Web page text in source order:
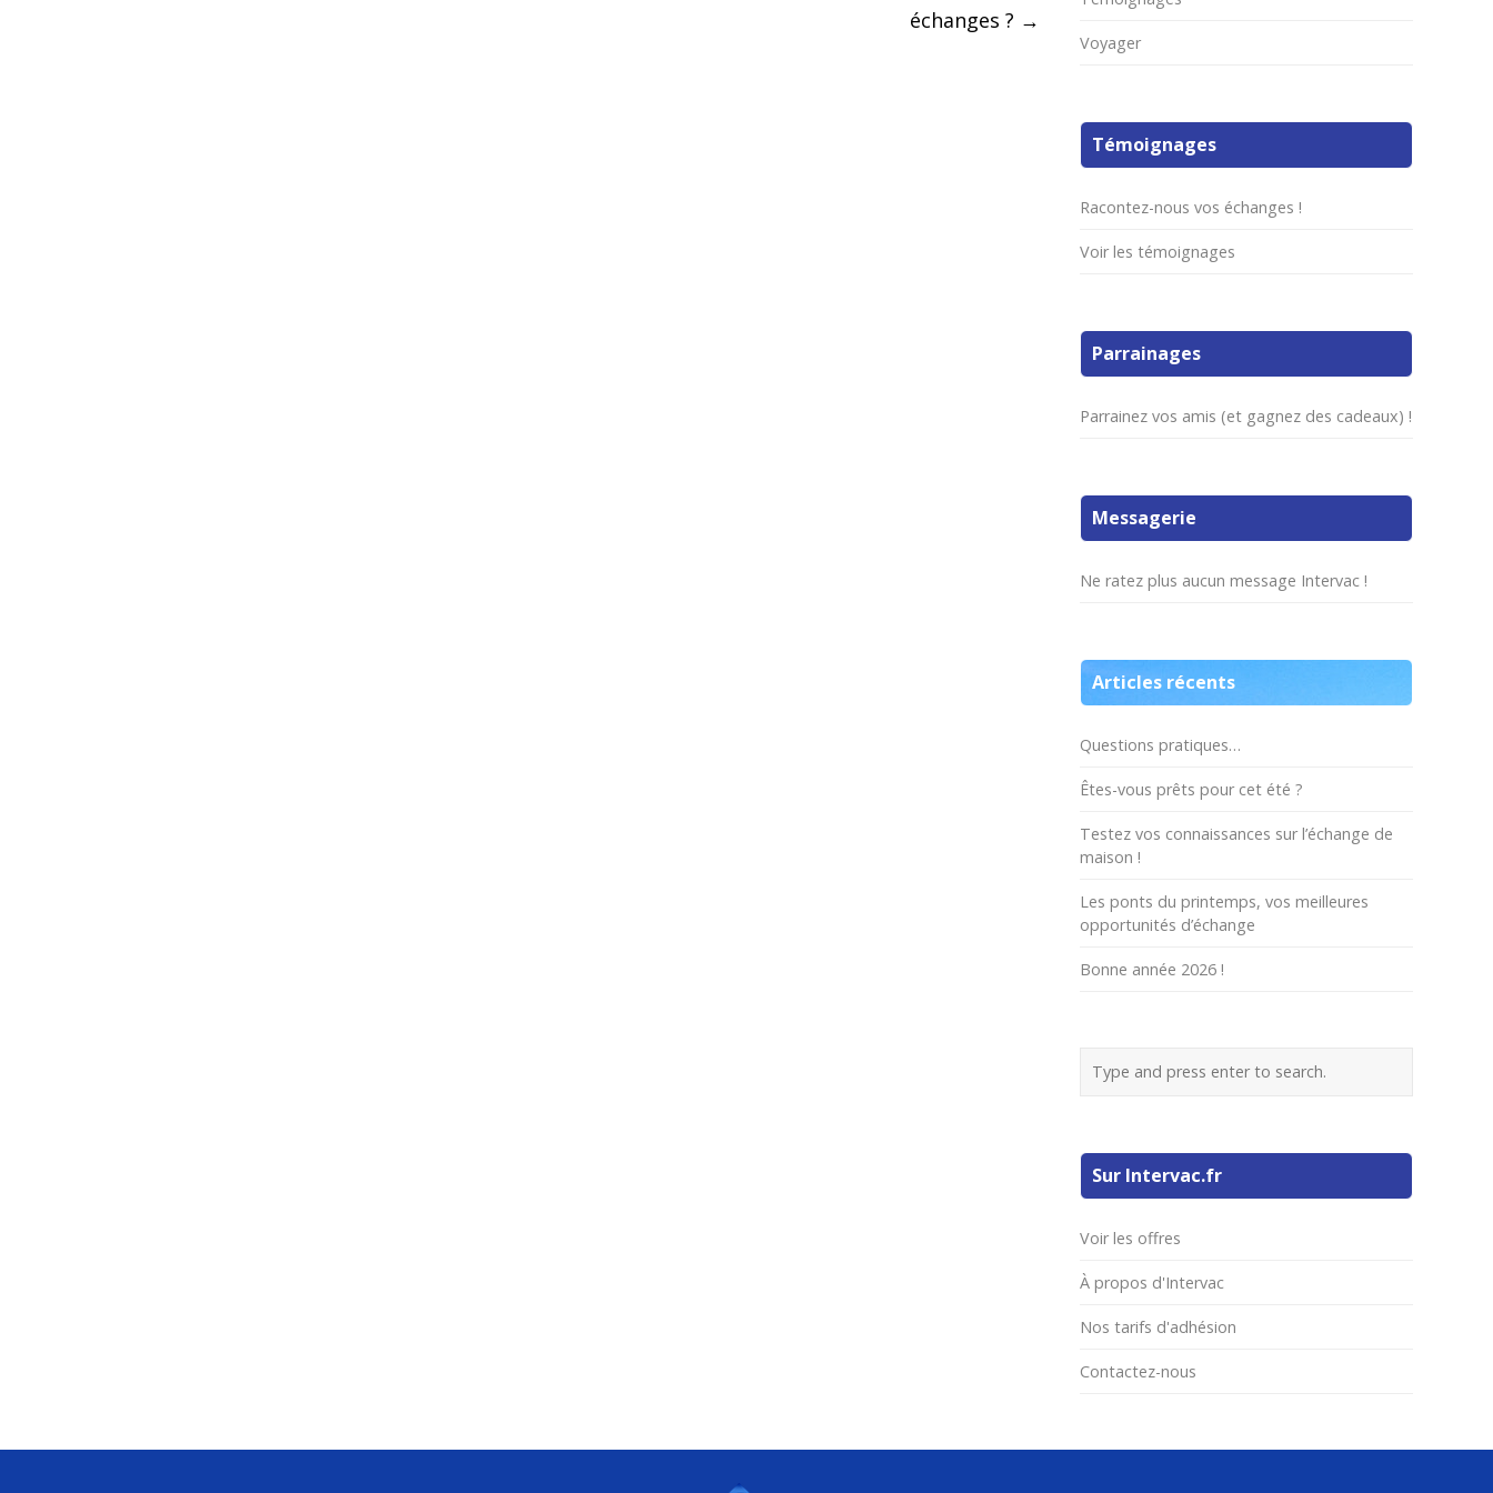
échanges ? →
Voyager
Témoignages
Racontez-nous vos échanges !
Voir les témoignages
Parrainages
Parrainez vos amis (et gagnez des cadeaux) !
Messagerie
Ne ratez plus aucun message Intervac !
Articles récents
Questions pratiques…
Êtes-vous prêts pour cet été ?
Testez vos connaissances sur l’échange de
maison !
Les ponts du printemps, vos meilleures
opportunités d’échange
Bonne année 2026 !
Sur Intervac.fr
Voir les offres
À propos d'Intervac
Nos tarifs d'adhésion
Contactez-nous